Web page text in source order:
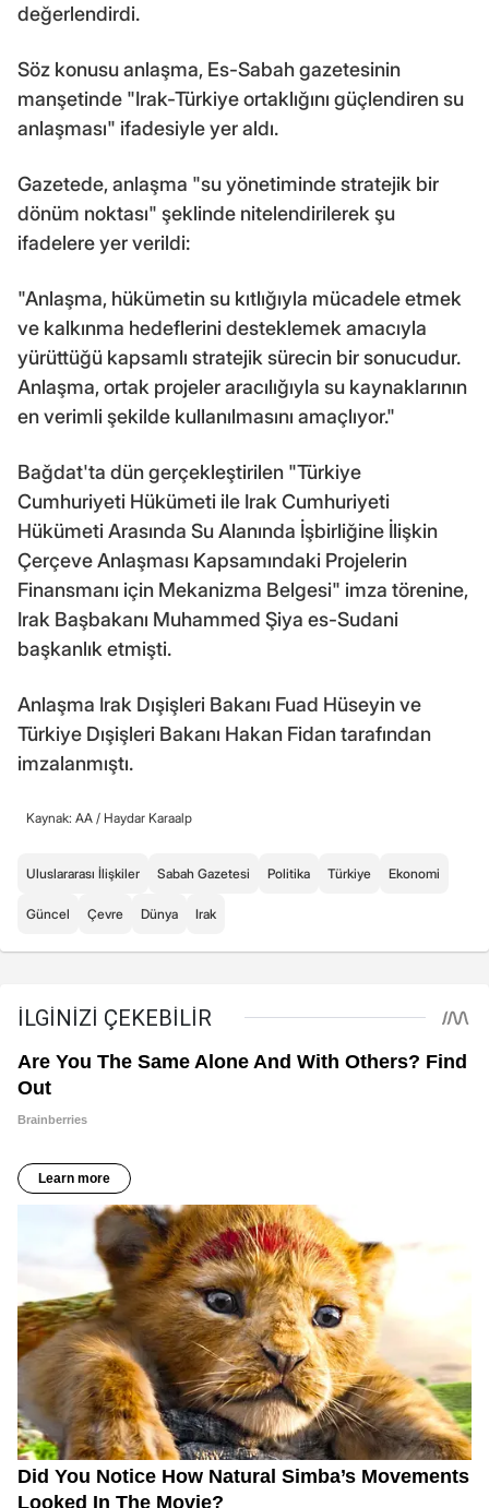
değerlendirdi.
Söz konusu anlaşma, Es-Sabah gazetesinin
manşetinde "Irak-Türkiye ortaklığını güçlendiren su
anlaşması" ifadesiyle yer aldı.
Gazetede, anlaşma "su yönetiminde stratejik bir
dönüm noktası" şeklinde nitelendirilerek şu
ifadelere yer verildi:
"Anlaşma, hükümetin su kıtlığıyla mücadele etmek
ve kalkınma hedeflerini desteklemek amacıyla
yürüttüğü kapsamlı stratejik sürecin bir sonucudur.
Anlaşma, ortak projeler aracılığıyla su kaynaklarının
en verimli şekilde kullanılmasını amaçlıyor."
Bağdat'ta dün gerçekleştirilen "Türkiye
Cumhuriyeti Hükümeti ile Irak Cumhuriyeti
Hükümeti Arasında Su Alanında İşbirliğine İlişkin
Çerçeve Anlaşması Kapsamındaki Projelerin
Finansmanı için Mekanizma Belgesi" imza törenine,
Irak Başbakanı Muhammed Şiya es-Sudani
başkanlık etmişti.
Anlaşma Irak Dışişleri Bakanı Fuad Hüseyin ve
Türkiye Dışişleri Bakanı Hakan Fidan tarafından
imzalanmıştı.
Kaynak: AA / Haydar Karaalp
Uluslararası İlişkiler Sabah Gazetesi Politika Türkiye Ekonomi
Güncel Çevre Dünya Irak